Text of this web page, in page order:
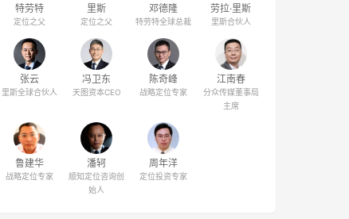
特劳特
定位之父
里斯
定位之父
邓德隆
特劳特全球总裁
劳拉·里斯
里斯合伙人
张云
里斯全球合伙人
冯卫东
天图资本CEO
陈奇峰
战略定位专家
江南春
分众传媒董事局
主席
鲁建华
战略定位专家
潘轲
顺知定位咨询创
始人
周年洋
定位投资专家